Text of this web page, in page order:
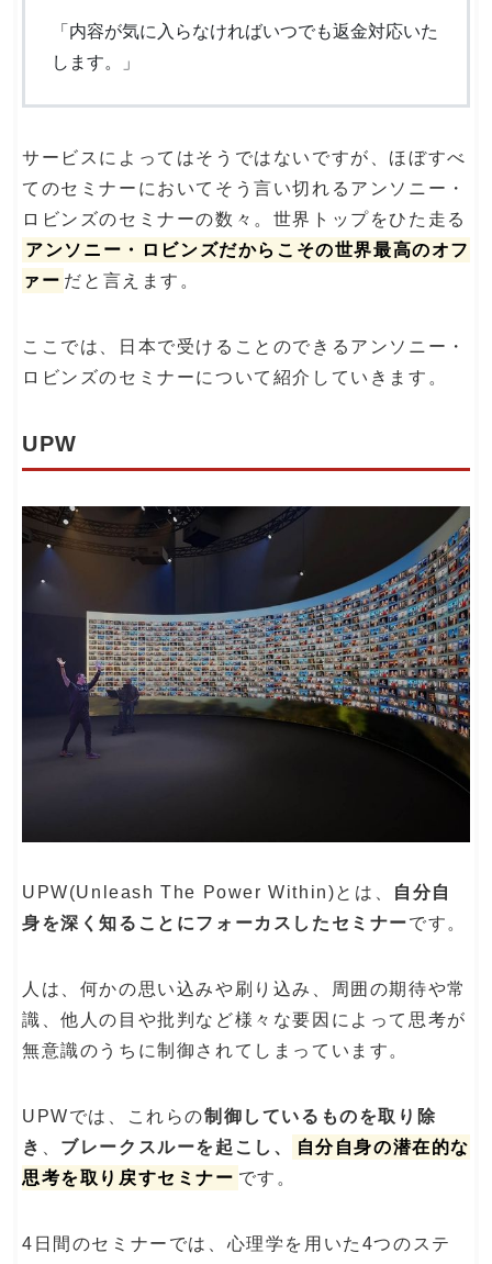
「内容が気に入らなければいつでも返金対応いた
します。」
サービスによってはそうではないですが、ほぼすべ
てのセミナーにおいてそう言い切れるアンソニー・
ロビンズのセミナーの数々。世界トップをひた走る
アンソニー・ロビンズだからこその世界最高のオフ
ァー だと言えます。
ここでは、日本で受けることのできるアンソニー・
ロビンズのセミナーについて紹介していきます。
UPW
UPW(Unleash The Power Within)とは、
自分自
身を深く知ることにフォーカスしたセミナーです。
人は、何かの思い込みや刷り込み、周囲の期待や常
識、他人の目や批判など様々な要因によって思考が
無意識のうちに制御されてしまっています。
UPWでは、これらの制御しているものを取り除
き
ブレークスルーを起こし、
自分自身の潜在的な
思考を取り戻すセミナー です。
4日間のセミナーでは、心理学を用いた4つのステ